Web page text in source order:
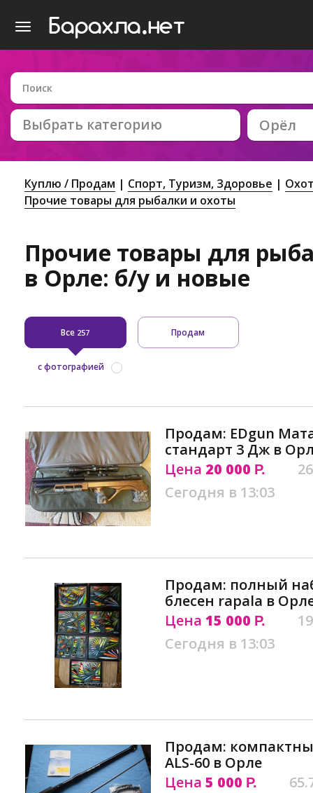
Выбрать категорию Орёл
Куплю / Продам Спорт, Tуризм, Здоровье
Прочие товары для рыбалки и охоты
Прочие товары для
в Орле: б/у и новые
Все 257 Продам
с фотографией
Продам: EDgun
стандарт 3 Дж в
Цена 20 000 Р.
Сегодня в 13:03
Продам: полный
блесен rapala в
Цена 15 000 Р.
Сегодня в 13:03
Продам:
ALS-60 в Орле
Цена 5 000 Р.